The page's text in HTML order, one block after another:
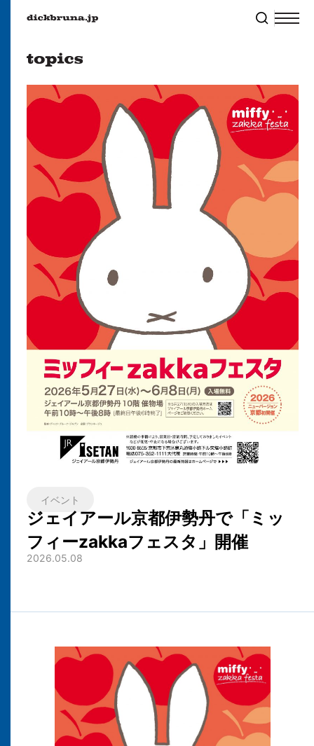
イベント
ジェイアール京都伊勢丹で「ミッ
フィーzakkaフェスタ」開催
2026.05.08